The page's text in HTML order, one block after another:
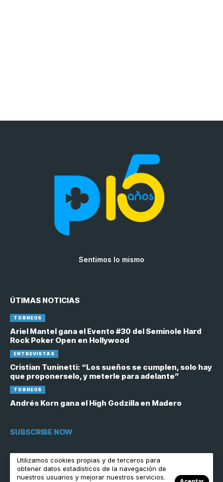
Sentimos lo mismo
ÚTIMAS NOTICIAS
TORNEOS
Ariel Mantel gana el Evento #30 del Seminole Hard
Rock Poker Open en Hollywood
ENTREVISTAS
Cristian Tuninetti: “Los sueños se cumplen, solo hay
que proponerselo, y meterle para adelante”
TORNEOS
Andrés Korn gana el High Godzilla en Madero
SUBSCRIBE NOW
[contact-form-7 id="6758"]
Utilizamos cookies propias y de terceros para
obtener datos estadísticos de la navegación de
nuestros usuarios y mejorar nuestros servicios.